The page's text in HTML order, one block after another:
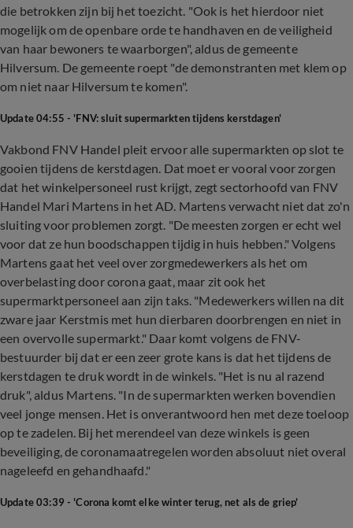
die betrokken zijn bij het toezicht. "Ook is het hierdoor niet
mogelijk om de openbare orde te handhaven en de veiligheid
van haar bewoners te waarborgen", aldus de gemeente
Hilversum. De gemeente roept "de demonstranten met klem op
om niet naar Hilversum te komen".
Update 04:55 - 'FNV: sluit supermarkten tijdens kerstdagen'
Vakbond FNV Handel pleit ervoor alle supermarkten op slot te
gooien tijdens de kerstdagen. Dat moet er vooral voor zorgen
dat het winkelpersoneel rust krijgt, zegt sectorhoofd van FNV
Handel Mari Martens in het AD. Martens verwacht niet dat zo'n
sluiting voor problemen zorgt. "De meesten zorgen er echt wel
voor dat ze hun boodschappen tijdig in huis hebben." Volgens
Martens gaat het veel over zorgmedewerkers als het om
overbelasting door corona gaat, maar zit ook het
supermarktpersoneel aan zijn taks. "Medewerkers willen na dit
zware jaar Kerstmis met hun dierbaren doorbrengen en niet in
een overvolle supermarkt." Daar komt volgens de FNV-
bestuurder bij dat er een zeer grote kans is dat het tijdens de
kerstdagen te druk wordt in de winkels. "Het is nu al razend
druk", aldus Martens. "In de supermarkten werken bovendien
veel jonge mensen. Het is onverantwoord hen met deze toeloop
op te zadelen. Bij het merendeel van deze winkels is geen
beveiliging, de coronamaatregelen worden absoluut niet overal
nageleefd en gehandhaafd."
Update 03:39 - 'Corona komt elke winter terug, net als de griep'